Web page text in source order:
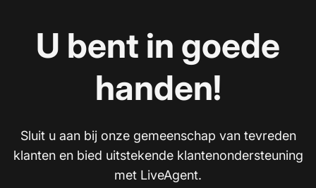
U bent in goede
handen!
Sluit u aan bij onze gemeenschap van tevreden
klanten en bied uitstekende klantenondersteuning
met LiveAgent.